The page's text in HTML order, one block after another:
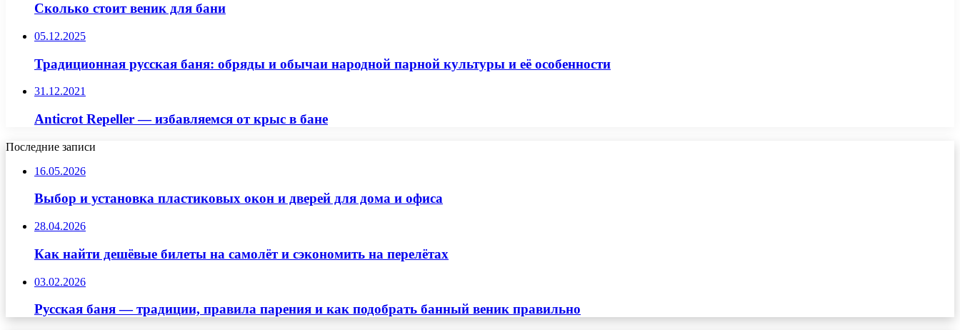
Сколько стоит веник для бани
05.12.2025
Традиционная русская баня: обряды и обычаи народной парной культуры и её особенности
31.12.2021
Anticrot Repeller — избавляемся от крыс в бане
Последние записи
16.05.2026
Выбор и установка пластиковых окон и дверей для дома и офиса
28.04.2026
Как найти дешёвые билеты на самолёт и сэкономить на перелётах
03.02.2026
Русская баня — традиции, правила парения и как подобрать банный веник правильно